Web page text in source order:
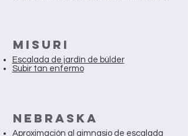
MISURI
Escalada de jardín de búlder
Subir tan enfermo
Nebraska
Aproximación al gimnasio de escalada